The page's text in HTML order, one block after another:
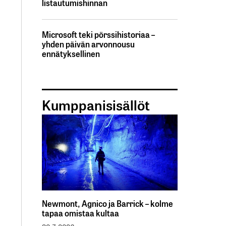
listautumishinnan
Microsoft teki pörssihistoriaa –
yhden päivän arvonnousu
ennätyksellinen
Kumppanisisällöt
Newmont, Agnico ja Barrick – kolme
tapaa omistaa kultaa